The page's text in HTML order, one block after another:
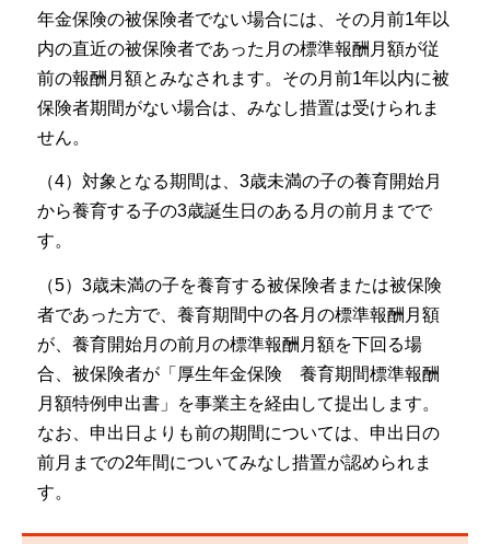
年金保険の被保険者でない場合には、その月前1年以
内の直近の被保険者であった月の標準報酬月額が従
前の報酬月額とみなされます。その月前1年以内に被
保険者期間がない場合は、みなし措置は受けられま
せん。
（4）対象となる期間は、3歳未満の子の養育開始月
から養育する子の3歳誕生日のある月の前月までで
す。
（5）3歳未満の子を養育する被保険者または被保険
者であった方で、養育期間中の各月の標準報酬月額
が、養育開始月の前月の標準報酬月額を下回る場
合、被保険者が「厚生年金保険 養育期間標準報酬
月額特例申出書」を事業主を経由して提出します。
なお、申出日よりも前の期間については、申出日の
前月までの2年間についてみなし措置が認められま
す。